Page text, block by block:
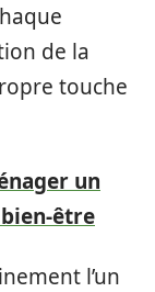
de la
touche
un
être
l’un